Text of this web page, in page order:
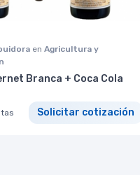
en Agricultura y
Branca + Coca Cola
Solicitar cotización